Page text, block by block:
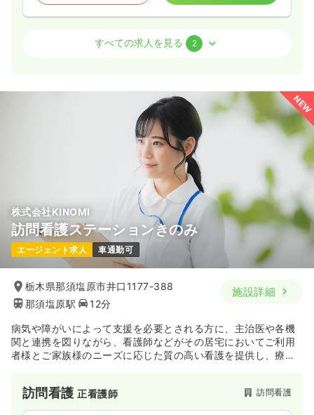
介護・福祉系正看護師 デイケア・デイサービス
詳細を見る
日勤のみ（契約社員）
給与 23.0〜25.0万円/月
※一例
時間 8:00～17:00（休憩60分）
月給25万円以上可
気になる 詳細を見る
すべての求人を見る 2
NEW
株式会社KINOMI
訪問看護ステーションきのみ
エージェント求人 車通勤可
栃木県那須塩原市井口1177-388
那須塩原駅
12分
施設詳細
病気や障がいによって支援を必要とされる方に、主治医や各機
関と連携を図りながら、看護師などがその居宅においてご利用
者様とご家族様のニーズに応じた質の高い看護を提供し、療養
できるようご利用者様やそのご家族の人権を擁護し、心身の機
能の維持・回復を目指します。
訪問看護正看護師 訪問看護